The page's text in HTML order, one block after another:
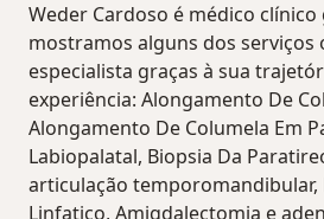
Weder Cardoso é médico clínico
mostramos alguns dos serviços
especialista graças à sua
experiência: Alongamento De
Alongamento De Columela Em
Labiopalatal, Biopsia Da
articulação temporomandibular,
Linfatico, Amigdalectomia e